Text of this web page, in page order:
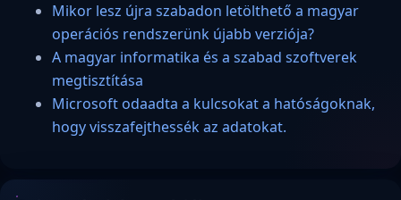
Mikor lesz újra szabadon letölthető a magyar
operációs rendszerünk újabb verziója?
A magyar informatika és a szabad szoftverek
megtisztítása
Microsoft odaadta a kulcsokat a hatóságoknak,
hogy visszafejthessék az adatokat.